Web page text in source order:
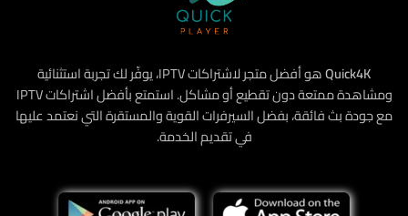
Quick4K
هو أفضل متجر لاشتراكات IPTV، يوفّر لك تجربة استثنائية
ومشاهدة ممتعة دون تقطيع أو مشاكل. استمتع بأفضل اشتراكات IPTV
مع جودة بث فائقة، بفضل السيرفرات القوية والمستقرة التي نعتمد عليها
في تقديم الخدمة.